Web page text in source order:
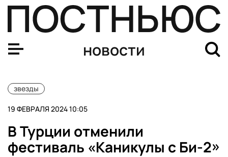
новости
звезды
19 ФЕВРАЛЯ 2024 10:05
В Турции отменили
фестиваль «Каникулы с Би-2»
Всю группу «Би-2» депортировали в Израиль